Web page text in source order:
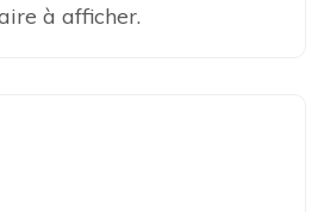
à afficher.